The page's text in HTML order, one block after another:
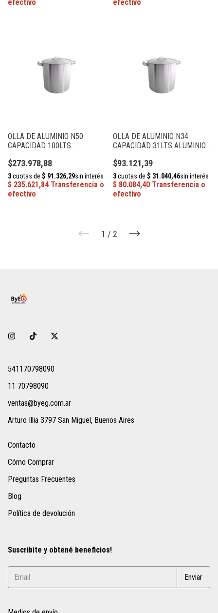
OLLA DE ALUMINIO N50
CAPACIDAD 100LTS
$273.978,88
OLLA DE ALUMINIO N34
CAPACIDAD 31LTS ALUMINIOS
$93.121,39
1 / 2
541170798090
11 70798090
ventas@byeg.com.ar
Arturo Illia 3797 San Miguel, Buenos Aires
Contacto
Cómo Comprar
Preguntas Frecuentes
Blog
Política de devolución
Suscribite y obtené beneficios!